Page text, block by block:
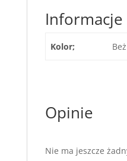
Kolor;
Opinie
Nie ma jeszcze